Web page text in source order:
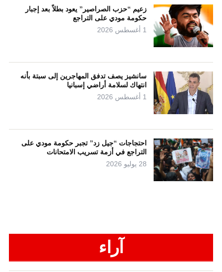
زعيم “حزب الصراصير” يعود بطلاً بعد إجبار
حكومة مودي على التراجع
1 أغسطس 2026
سانشيز يصف تدفق المهاجرين إلى سبتة بأنه
انتهاك لسلامة أراضي إسبانيا
1 أغسطس 2026
احتجاجات “جيل زد” تجبر حكومة مودي على
التراجع في أزمة تسريب الامتحانات
28 يوليو 2026
آراء